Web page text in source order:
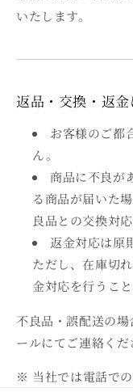
いたします。
返品・交換・返
お客様のご都
ん。
商品に不良が
る商品が届いた場
良品との交換対
返金対応は原
ただし、在庫切
金対応を行うこと
不良品・誤配送の
ールにてご連絡くだ
※ 当社では電話での